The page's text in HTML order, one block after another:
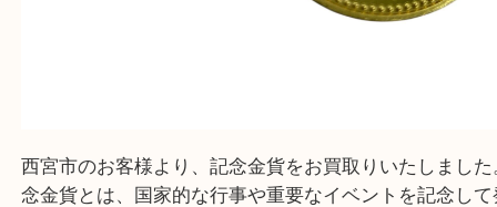
皆様のご来店を従業員一同、心からお待ちしており